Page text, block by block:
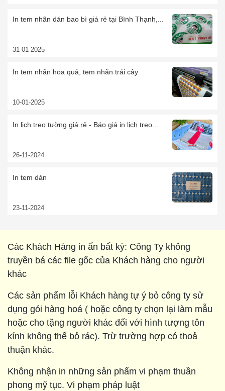
In tem nhãn dán bao bì giá rẻ tại Bình Thạnh,...
31-01-2025
In tem nhãn hoa quả, tem nhãn trái cây
10-01-2025
In lịch treo tường giá rẻ - Báo giá in lịch treo...
26-11-2024
In tem dán
23-11-2024
Các Khách Hàng in ấn bất kỳ: Công Ty không
truyền bá các file gốc của Khách hàng cho người
khác
Các sản phẩm lỗi Khách hàng tự ý bỏ công ty sử
dụng gói hàng hoá ( hoặc công ty chọn lại làm mẫu
hoặc cho tặng người khác đối với hình tượng tôn
kính không thể bỏ rác). Trừ trường hợp có thoả
thuận khác.
Không nhận in những sản phẩm vi phạm thuần
phong mỹ tục. Vi phạm pháp luật